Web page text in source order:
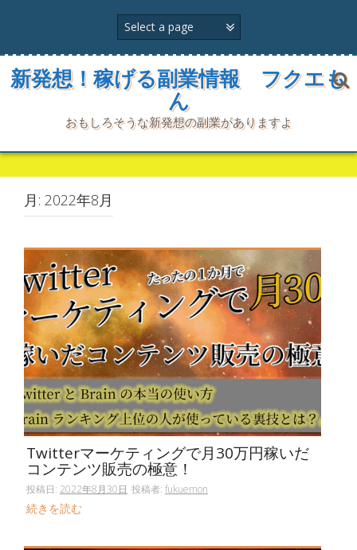
ン
プ
新発想！稼げる副業情報 フクエも
ん
おもしろそうな新発想の副業がありますよ
月: 2022年8月
Twitterマーケティングで月30万円稼いだ
コンテンツ販売の極意！
投稿日: 2022年8月30日 投稿者: fukuemon
続きを読む